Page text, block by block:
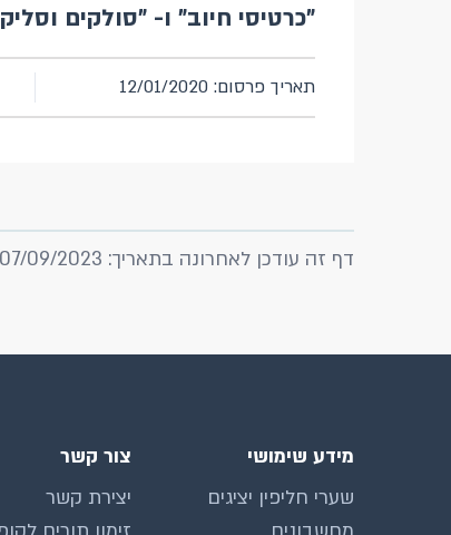
"כרטיסי חיוב" ו- "סולקים
תאריך פרסום: 12/01/2020
דף זה עודכן לאחרונה בתאריך: 07/09/2023
מידע שימושי
שערי חליפין יציגים
צור קשר
יצירת קשר